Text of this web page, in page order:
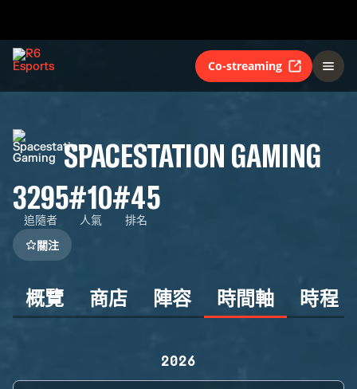
Co-streaming
SPACESTATION GAMING
3295
追隨者
#10
人氣
#45
排名
關注
概覽 商店 陣容 時間軸 時程
2026